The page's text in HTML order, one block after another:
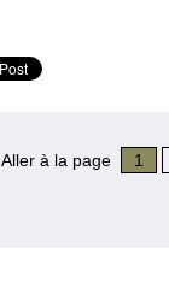
Aller à la page 1